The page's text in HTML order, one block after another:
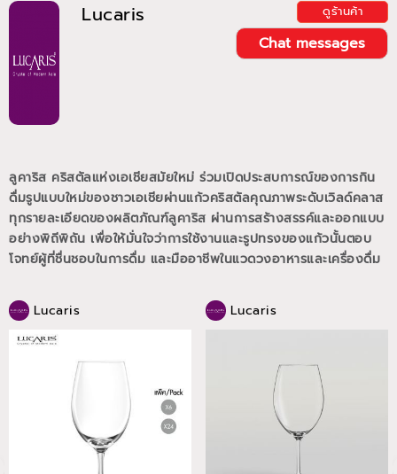
Lucaris ดูร้านค้า
Chat messages
ลูคาริส คริสตัลแห่งเอเชียสมัยใหม่ ร่วมเปิดประสบการณ์ของการกิน
ดื่มรูปแบบใหม่ของชาวเอเชียผ่านแก้วคริสตัลคุณภาพระดับเวิลด์คลาส
ทุกรายละเอียดของผลิตภัณฑ์ลูคาริส ผ่านการสร้างสรรค์และออกแบบ
อย่างพิถีพิถัน เพื่อให้มั่นใจว่าการใช้งานและรูปทรงของแก้วนั้นตอบ
โจทย์ผู้ที่ชื่นชอบในการดื่ม และมืออาชีพในแวดวงอาหารและเครื่องดื่ม
Lucaris Lucaris